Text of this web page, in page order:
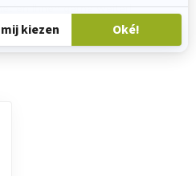
Ihnen gerne weiter!